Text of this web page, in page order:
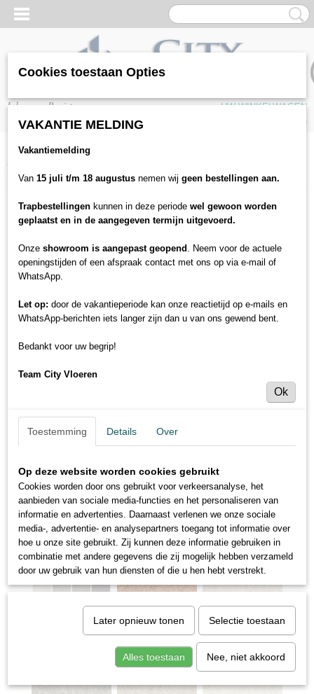
Inloggen Registreren
UW WINKELWAGEN
(0)
Home
- 400cm kamerbreed tapijt
Cookies toestaan Opties
VAKANTIE MELDING
Vakantiemelding
Van 15 juli t/m 18 augustus nemen wij geen bestellingen aan.
Trapbestellingen kunnen in deze periode wel gewoon worden
geplaatst en in de aangegeven termijn uitgevoerd.
Onze showroom is aangepast geopend . Neem voor de actuele
openingstijden of een afspraak contact met ons op via e-mail of
WhatsApp.
Let op: door de vakantieperiode kan onze reactietijd op e-mails en
WhatsApp-berichten iets langer zijn dan u van ons gewend bent.
Bedankt voor uw begrip!
Team City Vloeren
Ok
Toestemming Details Over
Op deze website worden cookies gebruikt
Cookies worden door ons gebruikt voor verkeersanalyse, het
aanbieden van sociale media-functies en het personaliseren van
informatie en advertenties. Daarnaast verlenen we onze sociale
media-, advertentie- en analysepartners toegang tot informatie over
hoe u onze site gebruikt. Zij kunnen deze informatie gebruiken in
combinatie met andere gegevens die zij mogelijk hebben verzameld
door uw gebruik van hun diensten of die u hen hebt verstrekt.
Later opnieuw tonen Selectie toestaan
Alles toestaan Nee, niet akkoord